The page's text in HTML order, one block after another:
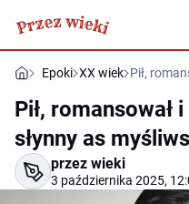
Epoki XX wiek Pił,
Pił, romansował
słynny as
przez wieki
3 października 2025,